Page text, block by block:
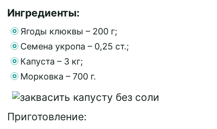
Ингредиенты:
Ягоды клюквы – 200 г;
Семена укропа – 0,25 ст.;
Капуста – 3 кг;
Морковка – 700 г.
Приготовление: